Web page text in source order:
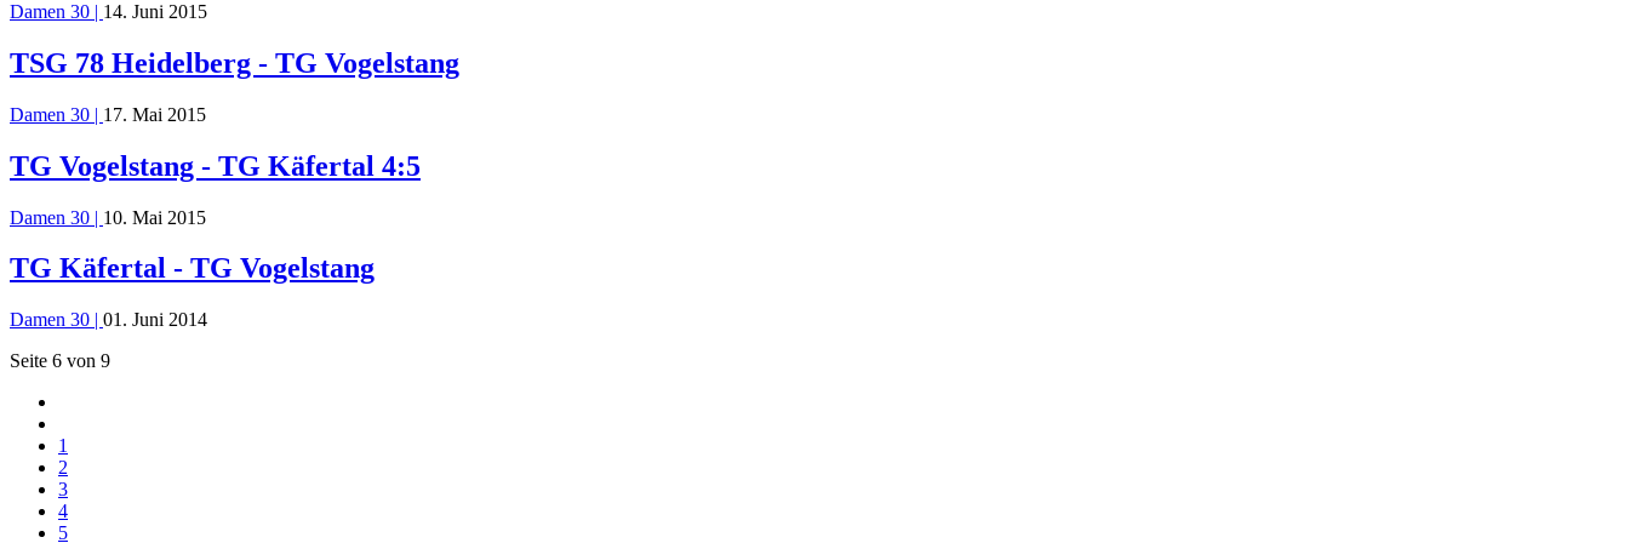
Damen 30 | 14. Juni 2015
TSG 78 Heidelberg - TG Vogelstang
Damen 30 | 17. Mai 2015
TG Vogelstang - TG Käfertal 4:5
Damen 30 | 10. Mai 2015
TG Käfertal - TG Vogelstang
Damen 30 | 01. Juni 2014
Seite 6 von 9
1
2
3
4
5